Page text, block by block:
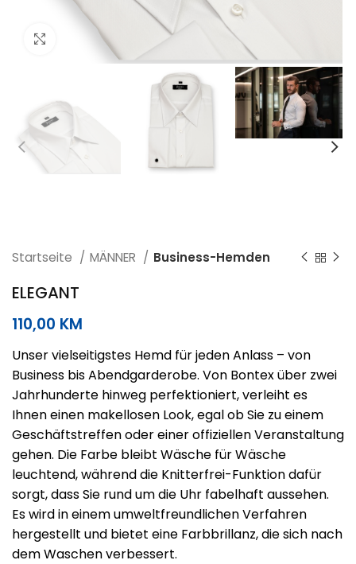
Click to enlarge
Startseite MÄNNER Business-Hemden
ELEGANT
110,00 KM
Unser vielseitigstes Hemd für jeden Anlass – von
Business bis Abendgarderobe. Von Bontex über zwei
Jahrhunderte hinweg perfektioniert, verleiht es
Ihnen einen makellosen Look, egal ob Sie zu einem
Geschäftstreffen oder einer offiziellen Veranstaltung
gehen. Die Farbe bleibt Wäsche für Wäsche
leuchtend, während die Knitterfrei-Funktion dafür
sorgt, dass Sie rund um die Uhr fabelhaft aussehen.
Es wird in einem umweltfreundlichen Verfahren
hergestellt und bietet eine Farbbrillanz, die sich nach
dem Waschen verbessert.